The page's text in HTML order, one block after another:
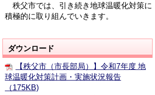
秩父市では、引き続き地球温暖化対策に
積極的に取り組んでいきます。
ダウンロード
【秩父市（市長部局）】令和7年度 地
球温暖化対策計画・実施状況報告
（175KB)